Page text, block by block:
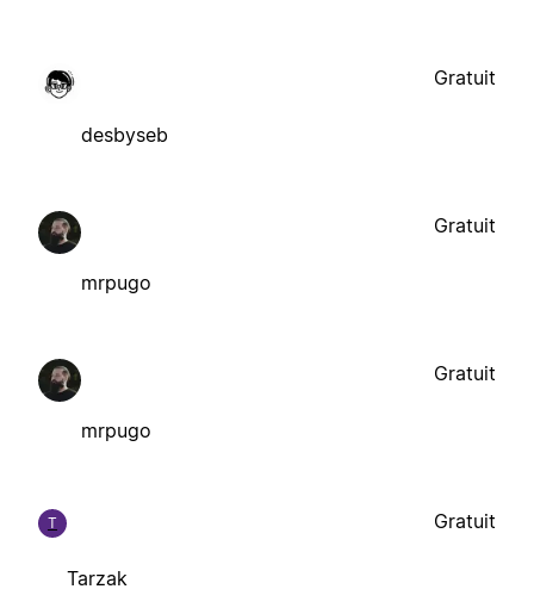
desbyseb
Gratuit
mrpugo
Gratuit
mrpugo
Gratuit
T
Tarzak
Gratuit